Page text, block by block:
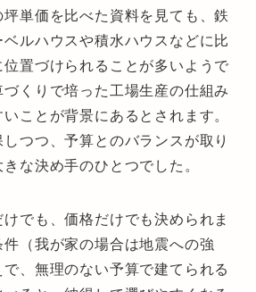
坪単価を比べた資料を見ても、鉄
ルハウスや積水ハウスなどに比
置づけられることが多いようで
くりで培った工場生産の仕組み
ことが背景にあるとされます。
つつ、予算とのバランスが取り
な決め手のひとつでした。
でも、価格だけでも決められま
（我が家の場合は地震への強
、無理のない予算で建てられる